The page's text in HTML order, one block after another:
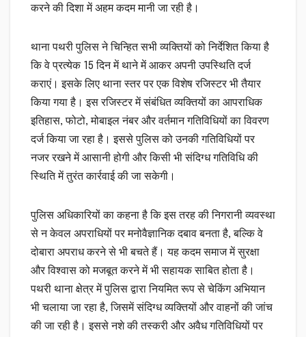
करने की दिशा में अहम कदम मानी जा रही है।
थाना पथरी पुलिस ने चिन्हित सभी व्यक्तियों को निर्देशित किया है
कि वे प्रत्येक 15 दिन में थाने में आकर अपनी उपस्थिति दर्ज
कराएं। इसके लिए थाना स्तर पर एक विशेष रजिस्टर भी तैयार
किया गया है। इस रजिस्टर में संबंधित व्यक्तियों का आपराधिक
इतिहास, फोटो, मोबाइल नंबर और वर्तमान गतिविधियों का विवरण
दर्ज किया जा रहा है। इससे पुलिस को उनकी गतिविधियों पर
नजर रखने में आसानी होगी और किसी भी संदिग्ध गतिविधि की
स्थिति में तुरंत कार्रवाई की जा सकेगी।
पुलिस अधिकारियों का कहना है कि इस तरह की निगरानी व्यवस्था
से न केवल अपराधियों पर मनोवैज्ञानिक दबाव बनता है, बल्कि वे
दोबारा अपराध करने से भी बचते हैं। यह कदम समाज में सुरक्षा
और विश्वास को मजबूत करने में भी सहायक साबित होता है।
पथरी थाना क्षेत्र में पुलिस द्वारा नियमित रूप से चेकिंग अभियान
भी चलाया जा रहा है, जिसमें संदिग्ध व्यक्तियों और वाहनों की जांच
की जा रही है। इससे नशे की तस्करी और अवैध गतिविधियों पर